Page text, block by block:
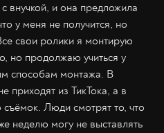
внучкой, и она предложила
у меня не получится, но
свои ролики я монтирую
но продолжаю учиться у
способам монтажа. В
приходят из ТикТока, а в
съёмок. Люди смотрят то, что
неделю могу не выставлять